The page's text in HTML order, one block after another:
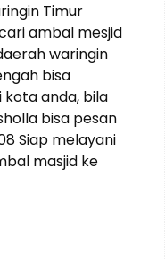
Timur
ambal mesjid
waringin
bisa
anda, bila
bisa pesan
Siap melayani
masjid ke